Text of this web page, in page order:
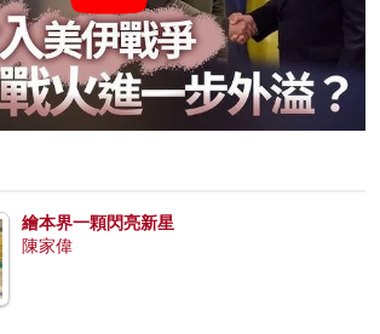
繪本界一顆閃亮新星
陳家偉